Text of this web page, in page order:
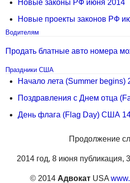
Новые законы РФ июня 2014
Новые проекты законов РФ
Водителям
Продать блатные авто номера
Праздники США
Начало лета (Summer
Поздравления с Днем отца
День флага (Flag Day) США
Продолжение
2014 год, 8 июня публикация,
© 2014 Адвокат USA www.